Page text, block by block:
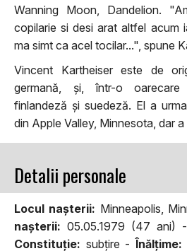
Wanning Moon, Dandelion.
copilarie si desi arat altfel acum
ma simt ca acel tocilar...", spune
Vincent Kartheiser este de
germană, și, într-o oarecare
finlandeză și suedeză. El a
din Apple Valley, Minnesota, dar
Detalii personale
Locul naşterii: Minneapolis,
naşterii: 05.05.1979 (47 ani) -
Constituţie: subţire -Înălţime: